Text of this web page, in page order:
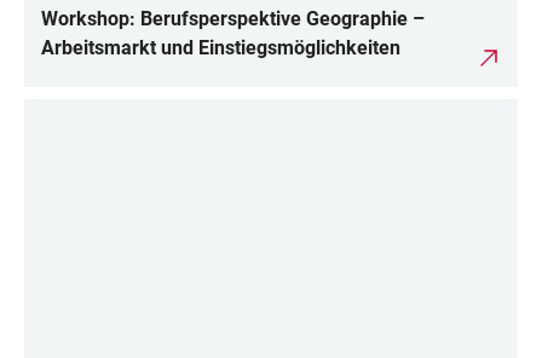
Workshop: Berufsperspektive Geographie –
Arbeitsmarkt und Einstiegsmöglichkeiten